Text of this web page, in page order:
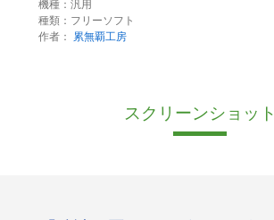
機種：汎用
種類：フリーソフト
作者：
累無覇工房
スクリーンショット